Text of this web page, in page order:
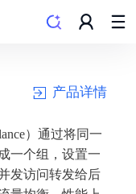
产品详情
）通过将同一
一个组，设置一
发访问转发给后